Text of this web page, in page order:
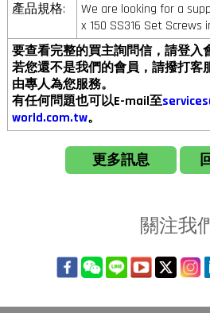
產品規格:
We are looking for a
x 150 SS316 Set Screws
要查看完整的買主詢問信，請登入
若您還不是我們的會員，請撥打客
由專人為您服務。
有任何問題也可以E-mail至
world.com.tw。
更多訊息
關注我